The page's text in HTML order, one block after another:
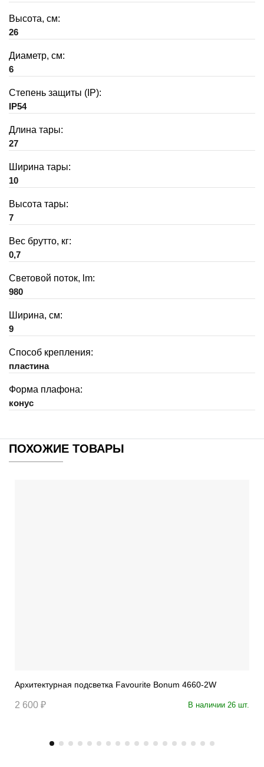
Высота, см:
26
Диаметр, см:
6
Степень защиты (IP):
IP54
Длина тары:
27
Ширина тары:
10
Высота тары:
7
Вес брутто, кг:
0,7
Световой поток, lm:
980
Ширина, см:
9
Способ крепления:
пластина
Форма плафона:
конус
ПОХОЖИЕ ТОВАРЫ
Архитектурная подсветка Favourite Bonum 4660-2W
2 600 ₽ В наличии 26 шт.